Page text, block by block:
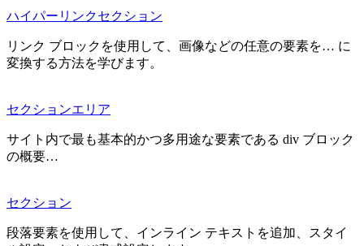
ハイパーリンクセクション
リンク ブロックを使用して、画像などの任意の要素を… に
変換する方法を学びます。
セクションエリア
サイト内で最も基本的かつ多用途な要素である div ブロック
の概要…
セクション
段落要素を使用して、インライン テキストを追加、スタイ